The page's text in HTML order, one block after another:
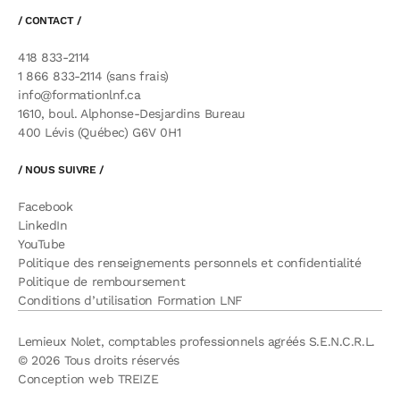
/ CONTACT /
418 833-2114
1 866 833-2114 (sans frais)
info@formationlnf.ca
1610, boul. Alphonse-Desjardins Bureau
400 Lévis (Québec) G6V 0H1
/ NOUS SUIVRE /
Facebook
LinkedIn
YouTube
Politique des renseignements personnels et confidentialité
Politique de remboursement
Conditions d’utilisation Formation LNF
Lemieux Nolet, comptables professionnels agréés S.E.N.C.R.L.
© 2026 Tous droits réservés
Conception web TREIZE